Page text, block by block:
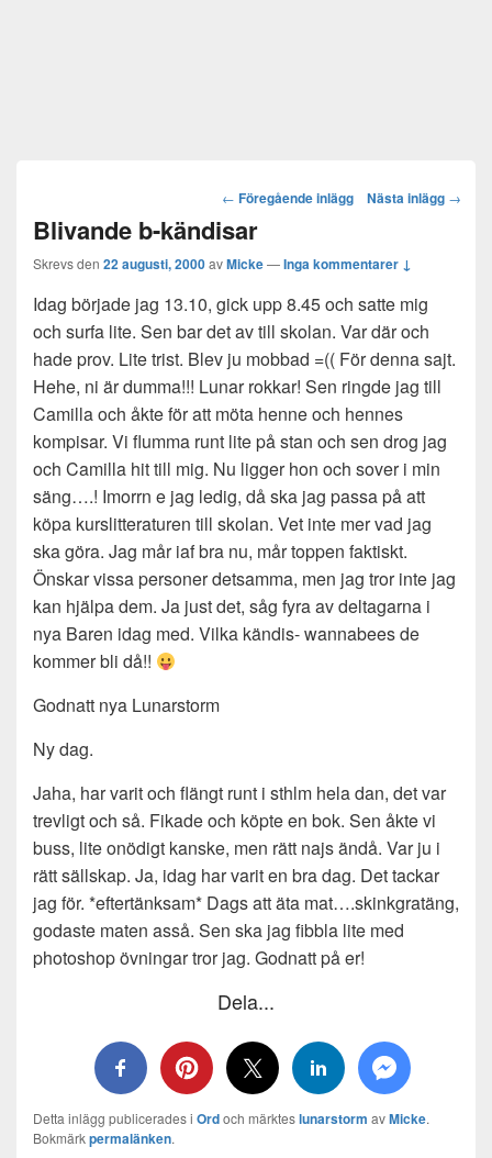
Post
← Föregående inlägg Nästa inlägg →
Blivande b-kändisar
Skrevs den 22 augusti, 2000avMicke—Inga kommentarer ↓
Idag började jag 13.10, gick upp 8.45 och satte mig
och surfa lite. Sen bar det av till skolan. Var där och
hade prov. Lite trist. Blev ju mobbad =(( För denna sajt.
Hehe, ni är dumma!!! Lunar rokkar! Sen ringde jag till
Camilla och åkte för att möta henne och hennes
kompisar. Vi flumma runt lite på stan och sen drog jag
och Camilla hit till mig. Nu ligger hon och sover i min
säng….! Imorrn e jag ledig, då ska jag passa på att
köpa kurslitteraturen till skolan. Vet inte mer vad jag
ska göra. Jag mår iaf bra nu, mår toppen faktiskt.
Önskar vissa personer detsamma, men jag tror inte jag
kan hjälpa dem. Ja just det, såg fyra av deltagarna i
nya Baren idag med. Vilka kändis- wannabees de
kommer bli då!!
Godnatt nya Lunarstorm
Ny dag.
Jaha, har varit och flängt runt i sthlm hela dan, det var
trevligt och så. Fikade och köpte en bok. Sen åkte vi
buss, lite onödigt kanske, men rätt najs ändå. Var ju i
rätt sällskap. Ja, idag har varit en bra dag. Det tackar
jag för. *eftertänksam* Dags att äta mat….skinkgratäng,
godaste maten asså. Sen ska jag fibbla lite med
photoshop övningar tror jag. Godnatt på er!
Dela...
Detta inlägg publicerades i Ordoch märkteslunarstorm avMicke.
Bokmärkpermalänken.